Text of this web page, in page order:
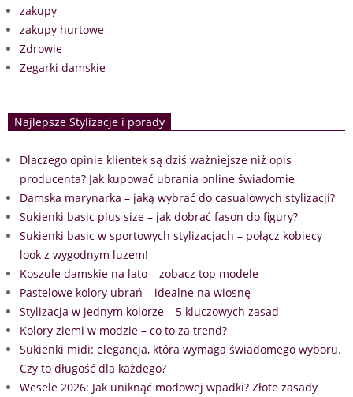
zakupy
zakupy hurtowe
Zdrowie
Zegarki damskie
Najlepsze Stylizacje i porady
Dlaczego opinie klientek są dziś ważniejsze niż opis
producenta? Jak kupować ubrania online świadomie
Damska marynarka – jaką wybrać do casualowych stylizacji?
Sukienki basic plus size – jak dobrać fason do figury?
Sukienki basic w sportowych stylizacjach – połącz kobiecy
look z wygodnym luzem!
Koszule damskie na lato – zobacz top modele
Pastelowe kolory ubrań – idealne na wiosnę
Stylizacja w jednym kolorze – 5 kluczowych zasad
Kolory ziemi w modzie – co to za trend?
Sukienki midi: elegancja, która wymaga świadomego wyboru.
Czy to długość dla każdego?
Wesele 2026: Jak uniknąć modowej wpadki? Złote zasady